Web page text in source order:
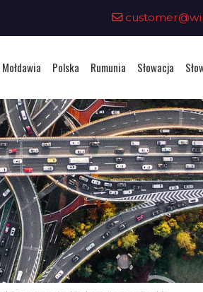
Mołdawia Polska Rumunia Słowacja